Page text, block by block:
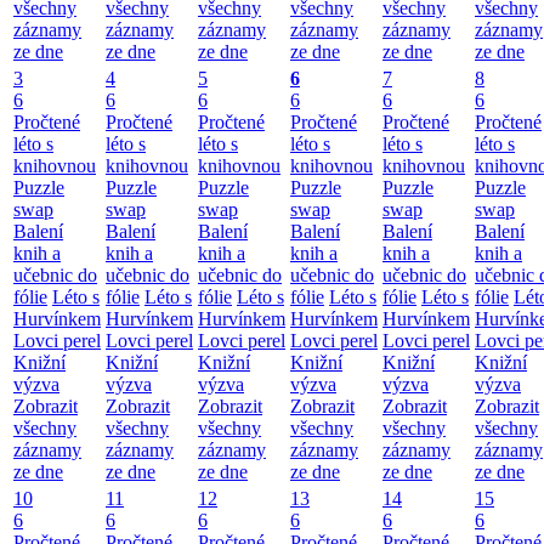
všechny
záznamy
ze dne
všechny
záznamy
ze dne
všechny
záznamy
ze dne
všechny
záznamy
ze dne
všechny
záznamy
ze dne
všechny
záznamy
ze dne
3
6
Pročtené
léto s
knihovnou
Puzzle
swap
Balení
knih a
učebnic do
fólie Léto s
Hurvínkem
Lovci perel
Knižní
výzva
Zobrazit
všechny
záznamy
ze dne
4
6
Pročtené
léto s
knihovnou
Puzzle
swap
Balení
knih a
učebnic do
fólie Léto s
Hurvínkem
Lovci perel
Knižní
výzva
Zobrazit
všechny
záznamy
ze dne
5
6
Pročtené
léto s
knihovnou
Puzzle
swap
Balení
knih a
učebnic do
fólie Léto s
Hurvínkem
Lovci perel
Knižní
výzva
Zobrazit
všechny
záznamy
ze dne
6
6
Pročtené
léto s
knihovnou
Puzzle
swap
Balení
knih a
učebnic do
fólie Léto s
Hurvínkem
Lovci perel
Knižní
výzva
Zobrazit
všechny
záznamy
ze dne
7
6
Pročtené
léto s
knihovnou
Puzzle
swap
Balení
knih a
učebnic do
fólie Léto s
Hurvínkem
Lovci perel
Knižní
výzva
Zobrazit
všechny
záznamy
ze dne
8
6
Pročtené
léto s
Puzzle
swap
Balení
knih a
učebnic
fólie
Lovci
Knižní
výzva
Zobrazit
všechny
záznamy
ze dne
10
6
11
6
12
6
13
6
14
6
15
6